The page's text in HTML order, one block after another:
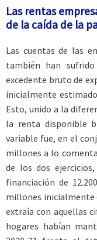
Las rentas
de la caída de la
Las cuentas de las
también han
excedente bruto de
inicialmente
Esto, unido a la
la renta disponible
variable fue, en el
millones a lo
de los dos
financiación de
millones inicialmente
extraía con aquellas
hogares habían